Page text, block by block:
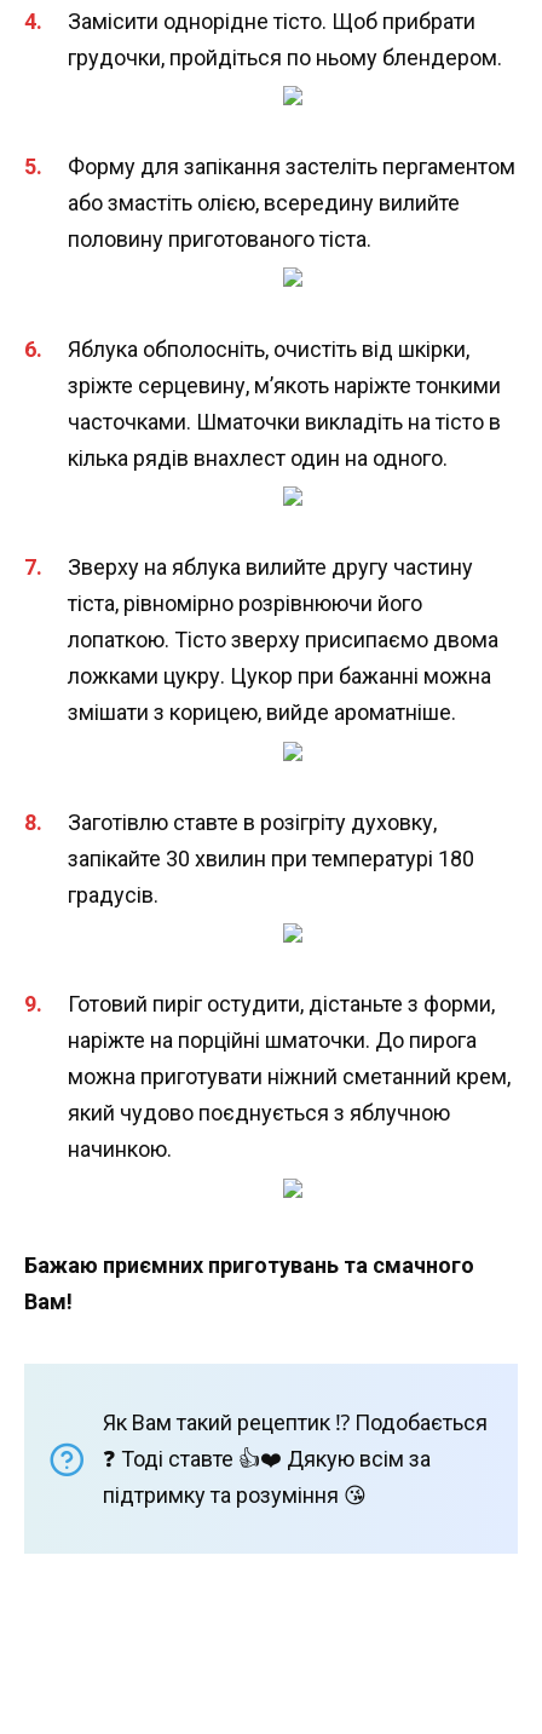
Замісити однорідне тісто. Щоб прибрати
грудочки, пройдіться по ньому блендером.
Форму для запікання застеліть пергаментом
або змастіть олією, всередину вилийте
половину приготованого тіста.
Яблука обполосніть, очистіть від шкірки,
зріжте серцевину, м’якоть наріжте тонкими
часточками. Шматочки викладіть на тісто в
кілька рядів внахлест один на одного.
Зверху на яблука вилийте другу частину
тіста, рівномірно розрівнюючи його
лопаткою. Тісто зверху присипаємо двома
ложками цукру. Цукор при бажанні можна
змішати з корицею, вийде ароматніше.
Заготівлю ставте в розігріту духовку,
запікайте 30 хвилин при температурі 180
градусів.
Готовий пиріг остудити, дістаньте з форми,
наріжте на порційні шматочки. До пирога
можна приготувати ніжний сметанний крем,
який чудово поєднується з яблучною
начинкою.
Бажаю приємних приготувань та смачного
Вам!
Як Вам такий рецептик ⁉️ Подобається
❓ Тоді ставте 👍❤️ Дякую всім за
підтримку та розуміння 😘